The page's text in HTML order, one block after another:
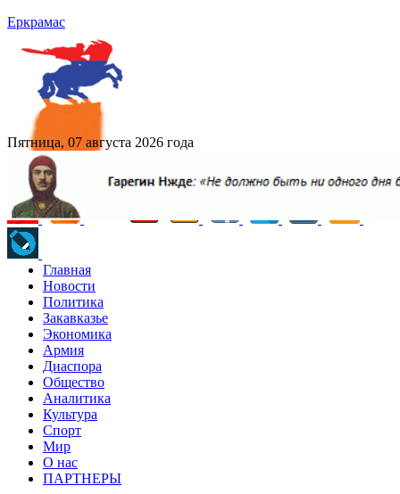
Еркрамас
Пятница, 07 августа 2026 года
Главная
Новости
Политика
Закавказье
Экономика
Армия
Диаспора
Общество
Аналитика
Культура
Спорт
Мир
О нас
ПАРТНЕРЫ